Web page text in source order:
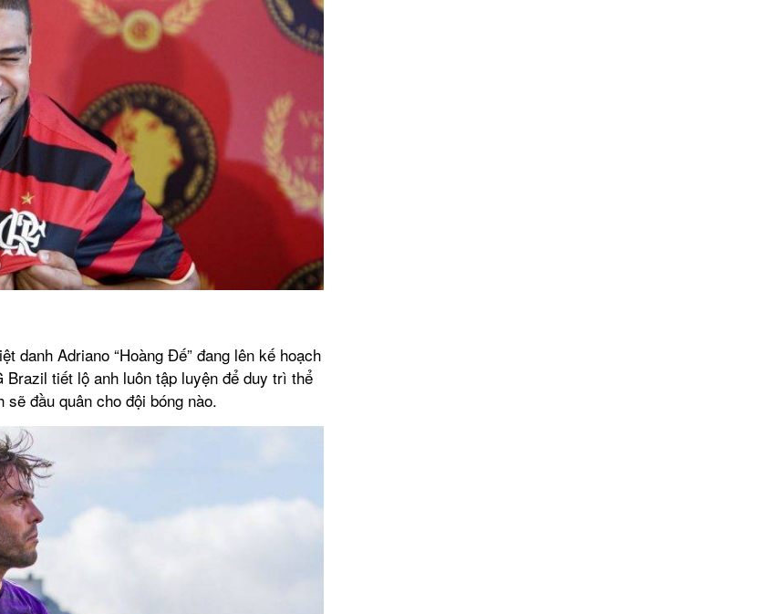
danh Adriano “Hoàng Đế” đang lên kế hoạch
tiết lộ anh luôn tập luyện để duy trì thể
đầu quân cho đội bóng nào.